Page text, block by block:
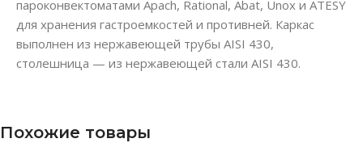
пароконвектоматами Apach, Rational, Abat, Unox и ATESY
для хранения гастроемкостей и противней. Каркас
выполнен из нержавеющей трубы AISI 430,
столешница — из нержавеющей стали AISI 430.
Похожие товары